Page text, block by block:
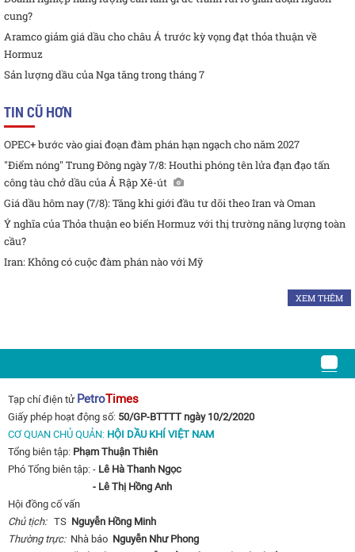
cung?
Aramco giảm giá dầu cho châu Á trước kỳ vọng đạt thỏa thuận về
Hormuz
Sản lượng dầu của Nga tăng trong tháng 7
TIN CŨ HƠN
OPEC+ bước vào giai đoạn đàm phán hạn ngạch cho năm 2027
"Điểm nóng" Trung Đông ngày 7/8: Houthi phóng tên lửa đạn đạo tấn
công tàu chở dầu của Ả Rập Xê-út
Giá dầu hôm nay (7/8): Tăng khi giới đầu tư dõi theo Iran và Oman
Ý nghĩa của Thỏa thuận eo biển Hormuz với thị trường năng lượng toàn
cầu?
Iran: Không có cuộc đàm phán nào với Mỹ
XEM THÊM
Tạp chí điện tử PetroTimes
Giấy phép hoạt động số: 50/GP-BTTTT ngày 10/2/2020
CƠ QUAN CHỦ QUẢN: HỘI DẦU KHÍ VIỆT NAM
Tổng biên tập: Phạm Thuận Thiên
Phó Tổng biên tập: - Lê Hà Thanh Ngọc
- Lê Thị Hồng Anh
Hội đồng cố vấn
Chủ tịch:TS Nguyễn Hồng Minh
Thường trực: Nhà báo Nguyễn Như Phong